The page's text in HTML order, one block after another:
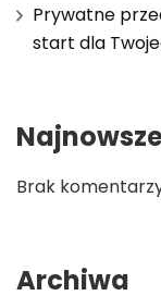
Prywatne
start dla
Brak
Archiwa